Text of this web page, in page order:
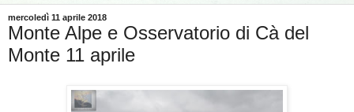
mercoledì 11 aprile 2018
Monte Alpe e Osservatorio di Cà del
Monte 11 aprile